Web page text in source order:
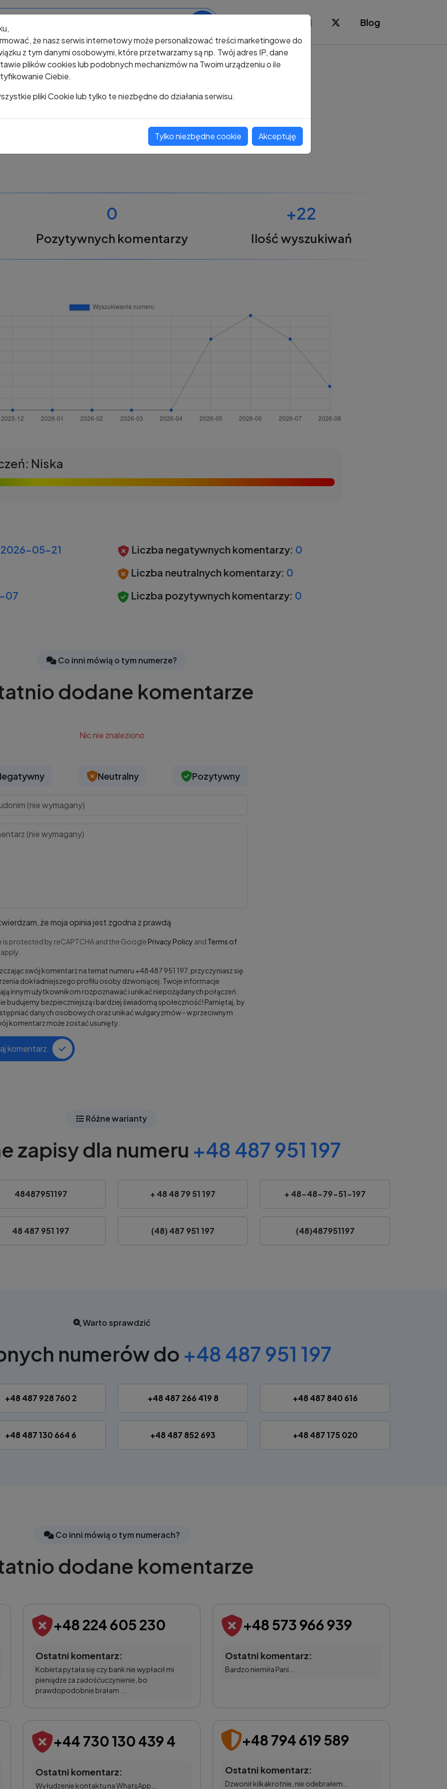
Blog
+48 487 951 197
Oceń ten numer
0
Pozytywnych komentarzy
+22
Ilość wyszukiwań
Niska
2026-05-21
07
Liczba negatywnych komentarzy: 0
Liczba neutralnych komentarzy: 0
Liczba pozytywnych komentarzy: 0
Co inni mówią o tym numerze?
dodane komentarze
Nic nie znaleziono
Neutralny Pozytywny
że moja opinia jest zgodna z prawdą
is protected by reCAPTCHA and the Google Privacy Policy and Terms of
apply.
swój komentarz na temat numeru +48 487 951 197, przyczyniasz się
dokładniejszego profilu osoby dzwoniącej. Twoje informacje
innym użytkownikom rozpoznawać i unikać niepożądanych połączeń.
budujemy bezpieczniejszą i bardziej świadomą społeczność! Pamiętaj, by
danych osobowych oraz unikać wulgaryzmów - w przeciwnym
komentarz może zostać usunięty.
komentarz
Różne warianty
zapisy dla numeru +48 487 951 197
48487951197 + 48 48 79 51 197 + 48-48-79-51-197
48 487 951 197 (48) 487 951 197 (48)487951197
Warto sprawdzić
numerów do +48 487 951 197
+48 487 928 760 2 +48 487 266 419 8 +48 487 840 616
+48 487 130 664 6 +48 487 852 693 +48 487 175 020
Co inni mówią o tym numerach?
dodane komentarze
+48 224 605 230
Ostatni komentarz:
Kobieta pytała się czy bank nie wypłacił mi
pieniądze za zadośćuczynienie, bo
prawdopodobnie brałam ...
+48 573 966 939
Ostatni komentarz:
Bardzo niemiła Pani...
+44 730 130 439 4
Ostatni komentarz:
Wyłudzenie kontaktu na WhatsApp...
+48 794 619 589
Ostatni komentarz:
Dzwonił kilkakrotnie, nie odebrałem...
że nasz serwis internetowy może personalizować treści marketingowe do
z tym danymi osobowymi, które przetwarzamy są np. Twój adres IP, dane
plików cookies lub podobnych mechanizmów na Twoim urządzeniu o ile
Ciebie.
pliki Cookie lub tylko te niezbędne do działania serwisu.
Tylko niezbędne cookie Akceptuję